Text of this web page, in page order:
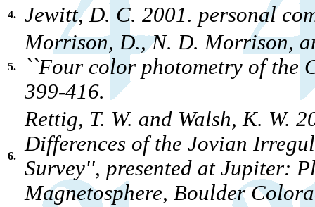
4. Jewitt, D. C. 2001. personal
5.
Morrison, D., N. D. Morrison,
``Four color photometry of the
399-416.
6.
Rettig, T. W. and Walsh, K. W.
Differences of the Jovian
Survey'', presented at Jupiter:
Magnetosphere, Boulder